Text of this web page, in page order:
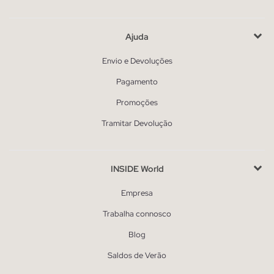
Ajuda
Envio e Devoluções
Pagamento
Promoções
Tramitar Devolução
INSIDE World
Empresa
Trabalha connosco
Blog
Saldos de Verão